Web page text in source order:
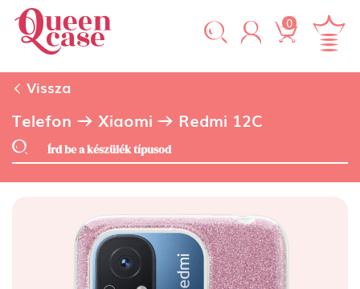
0
Vissza
Telefon Xiaomi Redmi 12C